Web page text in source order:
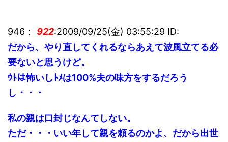
946： 922:2009/09/25(金) 03:55:29 ID:
だから、やり直してくれるならあえて波風立てる必
要ないと思うけど。
ｳﾄは怖いしﾄﾒは100%夫の味方をするだろう
し・・・
私の親は口封じなんてしない。
ただ・・・いい年して親を頼るのかよ、だから出世